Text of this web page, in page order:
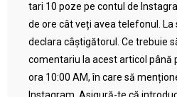
tari 10 poze pe contul de
de ore cât veți avea telefonul.
declara câștigătorul. Ce trebuie
comentariu la acest articol până
ora 10:00 AM, în care să